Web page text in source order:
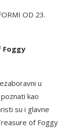
OD 23.
Foggy
u
kao
su i glavne
of Foggy